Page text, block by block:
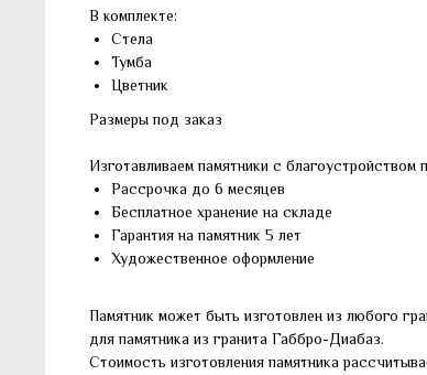
В комплекте:
Стела
Тумба
Цветник
Размеры под заказ
Изготавливаем памятники с благоустройством
Рассрочка до 6 месяцев
Бесплатное хранение на складе
Гарантия на памятник 5 лет
Художественное оформление
Памятник может быть изготовлен из любого
для памятника из гранита Габбро-Диабаз.
Стоимость изготовления памятника